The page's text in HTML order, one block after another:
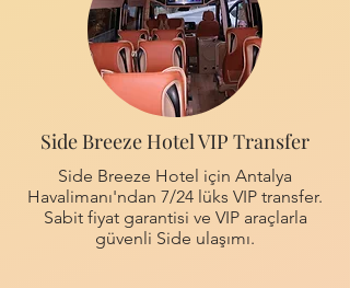
Side Breeze Hotel VIP Transfer
Side Breeze Hotel için Antalya
Havalimanı'ndan 7/24 lüks VIP transfer.
Sabit fiyat garantisi ve VIP araçlarla
güvenli Side ulaşımı.